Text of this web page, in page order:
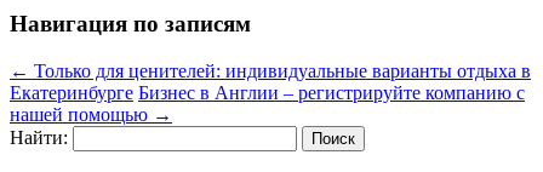
Навигация по записям
← Только для ценителей: индивидуальные варианты отдыха в
Екатеринбурге Бизнес в Англии – регистрируйте компанию с
нашей помощью →
Найти: